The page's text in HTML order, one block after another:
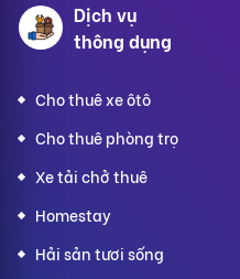
Dịch vụ
thông dụng
Cho thuê xe ôtô
Cho thuê phòng trọ
Xe tải chở thuê
Homestay
Hải sản tươi sống